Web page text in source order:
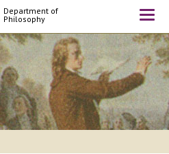
Department of
Philosophy